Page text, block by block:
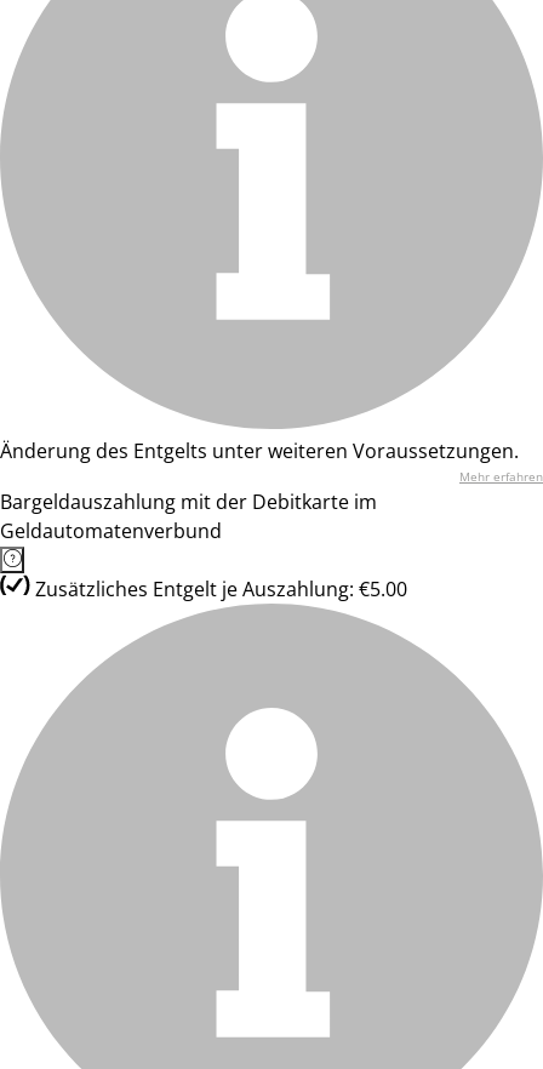
Änderung des Entgelts unter weiteren Voraussetzungen.
Mehr erfahren
Bargeldauszahlung mit der Debitkarte im
Geldautomatenverbund
Zusätzliches Entgelt je Auszahlung: €5.00